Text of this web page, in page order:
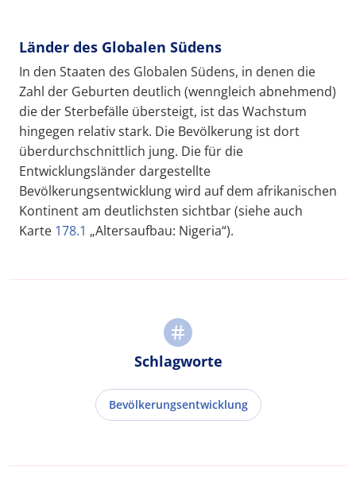
Länder des Globalen Südens
In den Staaten des Globalen Südens, in denen die
Zahl der Geburten deutlich (wenngleich abnehmend)
die der Sterbefälle übersteigt, ist das Wachstum
hingegen relativ stark. Die Bevölkerung ist dort
überdurchschnittlich jung. Die für die
Entwicklungsländer dargestellte
Bevölkerungsentwicklung wird auf dem afrikanischen
Kontinent am deutlichsten sichtbar (siehe auch
Karte 178.1 „Altersaufbau: Nigeria“).
Schlagworte
Bevölkerungsentwicklung